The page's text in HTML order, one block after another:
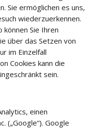
Sie ermöglichen es uns,
wiederzuerkennen.
können Sie Ihren
über das Setzen von
im Einzelfall
Cookies kann die
sein.
einen
(„Google“). Google